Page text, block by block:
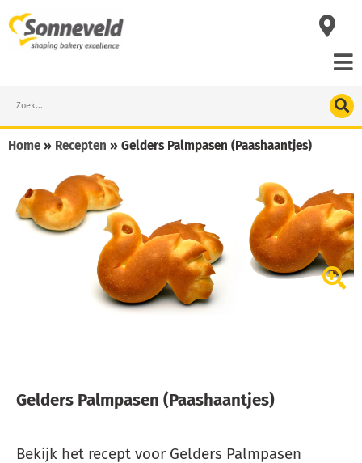
to
content
Search
Home » Recepten » Gelders Palmpasen (Paashaantjes)
Gelders Palmpasen (Paashaantjes)
Bekijk het recept voor Gelders Palmpasen